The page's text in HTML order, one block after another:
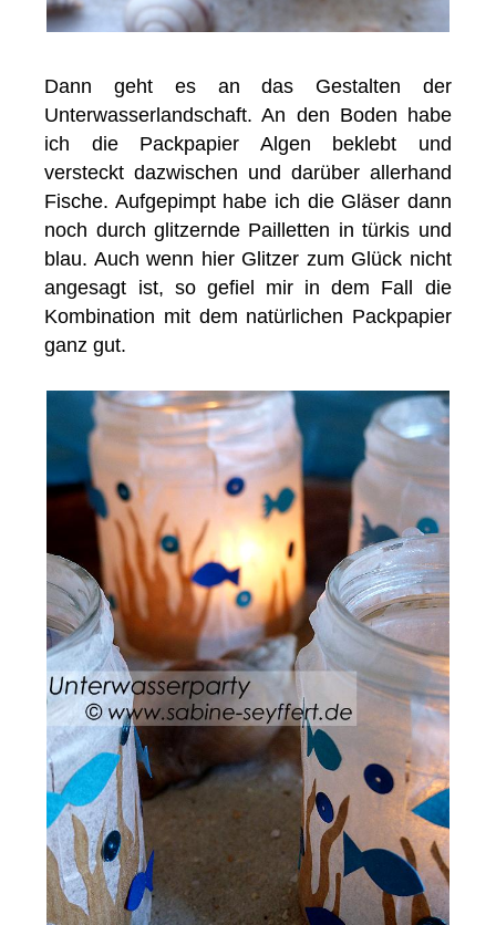
Dann geht es an das Gestalten der
Unterwasserlandschaft. An den Boden habe
ich die Packpapier Algen beklebt und
versteckt dazwischen und darüber allerhand
Fische. Aufgepimpt habe ich die Gläser dann
noch durch glitzernde Pailletten in türkis und
blau. Auch wenn hier Glitzer zum Glück nicht
angesagt ist, so gefiel mir in dem Fall die
Kombination mit dem natürlichen Packpapier
ganz gut.